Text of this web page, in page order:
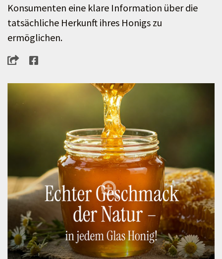
Konsumenten eine klare Information über die
tatsächliche Herkunft ihres Honigs zu
ermöglichen.